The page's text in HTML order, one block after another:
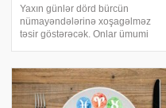
Yaxın günlər dörd bürcün
nümayəndələrinə xoşagəlməz
təsir göstərəcək. Onlar ümumi
a istinadən problemlərə
hazırlaşmalı bürcləri təqdim edir. .
Şir. Qlobal nailiyyətlə